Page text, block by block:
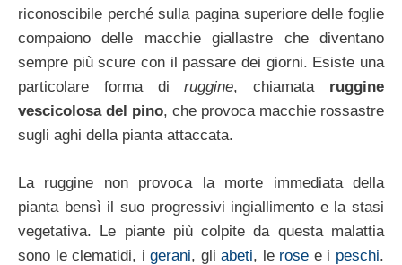
riconoscibile perché sulla pagina superiore delle foglie
compaiono delle macchie giallastre che diventano
sempre più scure con il passare dei giorni. Esiste una
particolare forma diruggine, chiamata ruggine
vescicolosa del pino, che provoca macchie rossastre
sugli aghi della pianta attaccata.
La ruggine non provoca la morte immediata della
pianta bensì il suo progressivi ingiallimento e la stasi
vegetativa. Le piante più colpite da questa malattia
sono le clematidi, igerani, gliabeti, le rose e i peschi.